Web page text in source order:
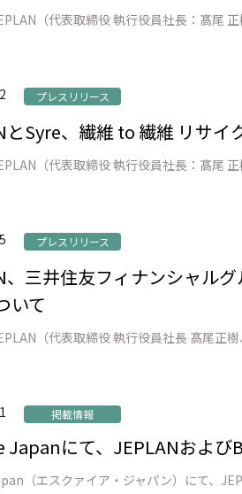
プレスリリース
とSyre、繊維 to 繊維 リサ
プレスリリース
、三井住友フィナンシャル
いて
掲載情報
Japanにて、JEPLANおよび